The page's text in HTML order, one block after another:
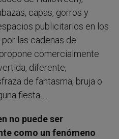
capas, gorros y
publicitarios en los
las cadenas de
comercialmente
diferente,
de fantasma, bruja o
fiesta….
no puede ser
como un fenómeno